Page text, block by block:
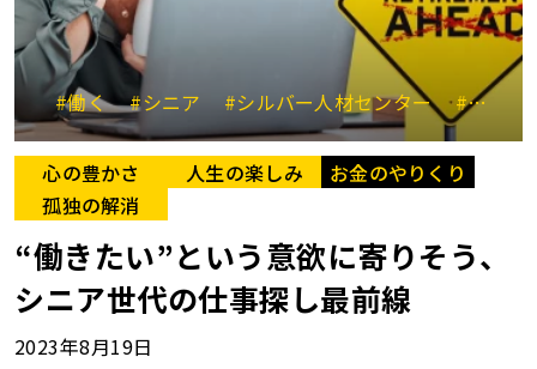
#働く #シニア #シルバー人材センター #定年後
心の豊かさ 人生の楽しみ
お金のやりくり
孤独の解消
“働きたい”という意欲に寄りそう、
シニア世代の仕事探し最前線
2023年8月19日